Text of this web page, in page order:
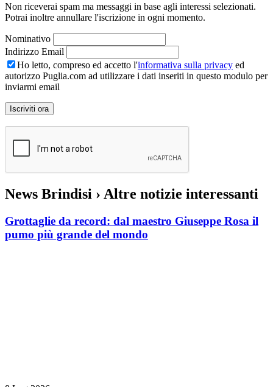
Non riceverai spam ma messaggi in base agli interessi selezionati.
Potrai inoltre annullare l'iscrizione in ogni momento.
Nominativo
Indirizzo Email
Ho letto, compreso ed accetto l'informativa sulla privacy ed
autorizzo Puglia.com ad utilizzare i dati inseriti in questo modulo per
inviarmi email
News Brindisi › Altre notizie interessanti
Grottaglie da record: dal maestro Giuseppe Rosa il
pumo più grande del mondo